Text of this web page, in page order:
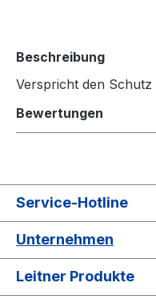
Beschreibung
Verspricht den
Bewertungen
Service-Hotline
Unternehmen
Leitner Produkte